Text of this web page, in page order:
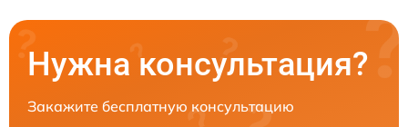
Нужна консультация?
Закажите бесплатную консультацию